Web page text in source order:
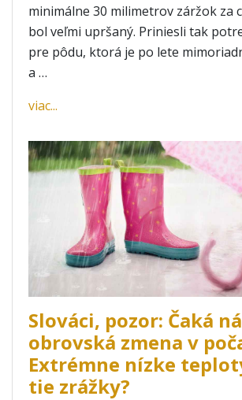
minimálne 30 milimetrov záržok za
bol veľmi upršaný. Priniesli tak
pre pôdu, ktorá je po lete
a …
viac...
Slováci, pozor: Čaká
obrovská zmena v
Extrémne nízke
tie zrážky?